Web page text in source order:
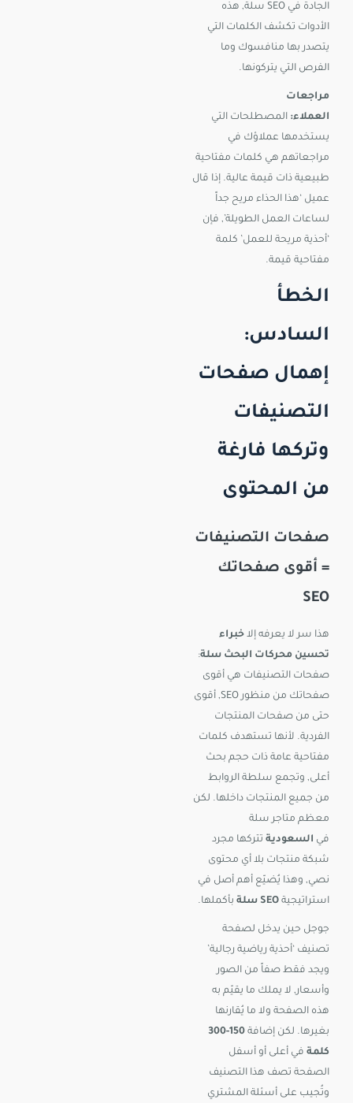
الجادة في SEO سلة, هذه
الأدوات تكشف الكلمات التي
يتصدر بها منافسوك وما
الفرص التي يتركونها.
مراجعات
العملاء: المصطلحات التي
يستخدمها عملاؤك في
مراجعاتهم هي كلمات مفتاحية
طبيعية ذات قيمة عالية. إذا قال
عميل ‘هذا الحذاء مريح جداً
لساعات العمل الطويلة’, فإن
‘أحذية مريحة للعمل’ كلمة
مفتاحية قيمة.
الخطأ
السادس:
إهمال صفحات
التصنيفات
وتركها فارغة
من المحتوى
صفحات التصنيفات
= أقوى صفحاتك
SEO
هذا سر لا يعرفه إلا خبراء
تحسين محركات البحث سلة:
صفحات التصنيفات هي أقوى
صفحاتك من منظور SEO, أقوى
حتى من صفحات المنتجات
الفردية. لأنها تستهدف كلمات
مفتاحية عامة ذات حجم بحث
أعلى, وتجمع سلطة الروابط
من جميع المنتجات داخلها. لكن
معظم متاجر سلة
في السعودية تتركها مجرد
شبكة منتجات بلا أي محتوى
نصي, وهذا يُضيّع أهم أصل في
استراتيجية SEO سلة بأكملها.
جوجل حين يدخل لصفحة
تصنيف ‘أحذية رياضية رجالية’
ويجد فقط صفاً من الصور
وأسعار, لا يملك ما يقيّم به
هذه الصفحة ولا ما يُقارنها
بغيرها. لكن إضافة
150-300
كلمة في أعلى أو أسفل
الصفحة تصف هذا التصنيف
وتُجيب على أسئلة المشتري